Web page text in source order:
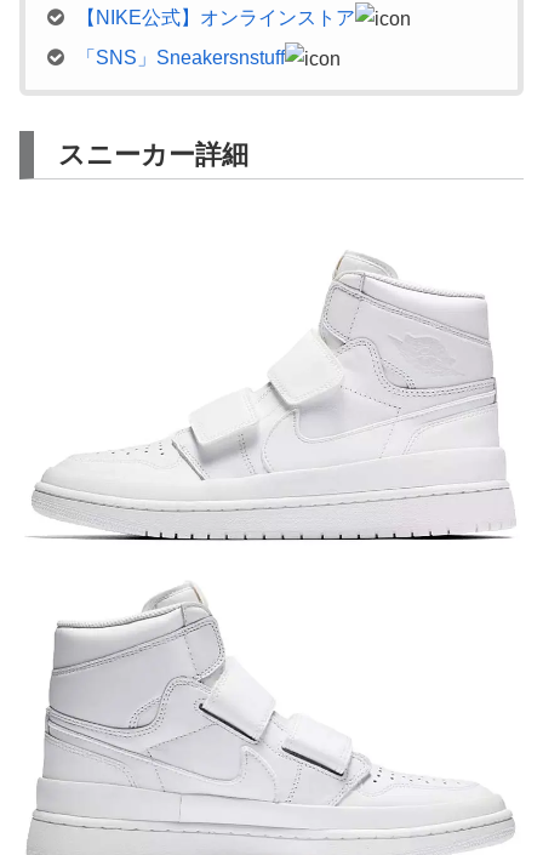
【NIKE公式】オンラインストア
「SNS」Sneakersnstuff
スニーカー詳細